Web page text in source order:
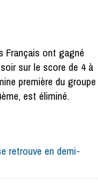
Français ont gagné
sur le score de 4 à
première du groupe
est éliminé.
retrouve en demi-